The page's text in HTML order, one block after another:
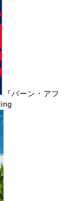
『バーン・アフ